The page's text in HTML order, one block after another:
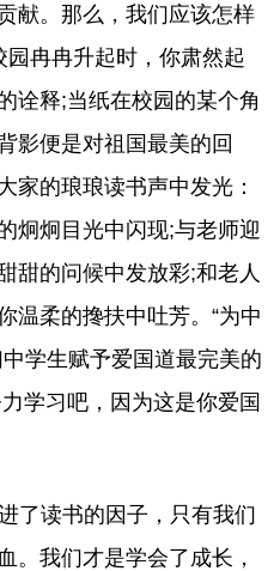
献。那么，我们应该怎样
冉冉升起时，你肃然起
诠释;当纸在校园的某个角
影便是对祖国最美的回
家的琅琅读书声中发光：
炯炯目光中闪现;与老师迎
甜的问候中发放彩;和老人
温柔的搀扶中吐芳。“为中
学生赋予爱国道最完美的
学习吧，因为这是你爱国
了读书的因子，只有我们
。我们才是学会了成长，